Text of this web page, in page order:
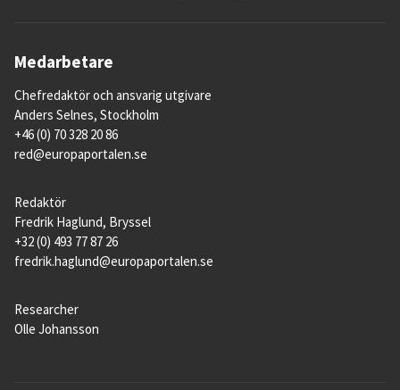
Medarbetare
Chefredaktör och ansvarig utgivare
Anders Selnes, Stockholm
+46 (0) 70 328 20 86
red@europaportalen.se
Redaktör
Fredrik Haglund, Bryssel
+32 (0) 493 77 87 26
fredrik.haglund@europaportalen.se
Researcher
Olle Johansson